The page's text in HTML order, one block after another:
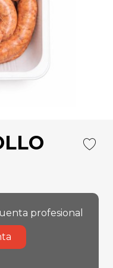
profesional